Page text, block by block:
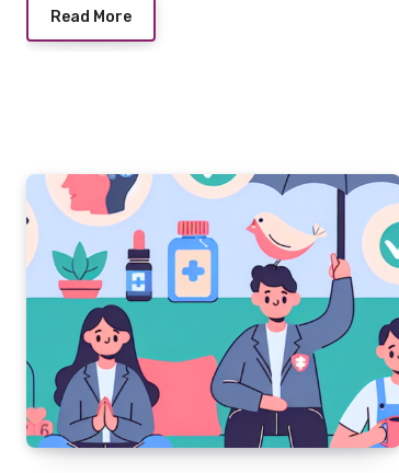
Read More